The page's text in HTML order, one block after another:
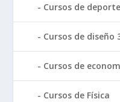
Cursos de
Cursos de diseño
Cursos de
Cursos de Física